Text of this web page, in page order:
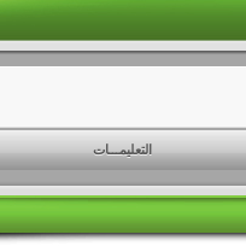
التعليمـــات